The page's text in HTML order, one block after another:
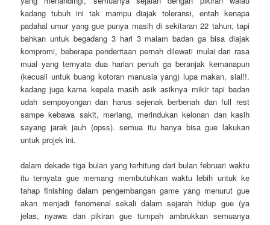
kadang tubuh ini tak mampu diajak toleransi, entah kenapa
padahal umur yang gue punya masih di sekitaran 22 tahun, tapi
bahkan untuk begadang 3 hari 3 malam badan ga bisa diajak
kompromi, beberapa penderitaan pernah dilewati mulai dari rasa
mual yang ternyata dua harian penuh ga beranjak kemanapun
(kecuali untuk buang kotoran manusia yang) lupa makan, sial!!.
kadang juga karna kepala masih asik asiknya mikir tapi badan
udah sempoyongan dan harus sejenak berbenah dan full rest
sampe kebawa sakit, meriang, merindukan kelonan dan kasih
sayang jarak jauh (opss). semua itu hanya bisa gue lakukan
untuk projek ini.
dalam dekade tiga bulan yang terhitung dari bulan februari waktu
itu ternyata gue memang membutuhkan waktu lebih untuk ke
tahap finishing dalam pengembangan game yang menurut gue
akan menjadi fenomenal sekali dalam sejarah hidup gue (ya
jelas, nyawa dan pikiran gue tumpah ambrukkan semuanya